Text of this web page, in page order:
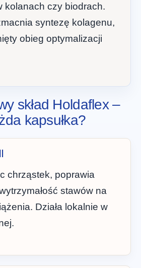
kolanach czy biodrach.
syntezę kolagenu,
obieg optymalizacji
skład Holdaflex –
kapsułka?
chrząstek, poprawia
stawów na
Działa lokalnie w